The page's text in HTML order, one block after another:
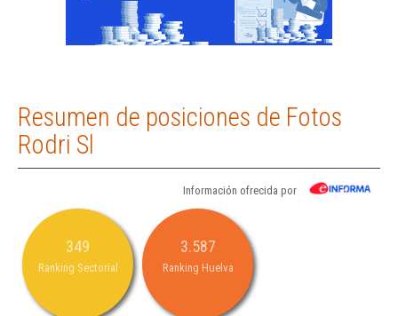
Resumen de posiciones de Fotos
Rodri Sl
Información ofrecida por
349
Ranking Sectorial
3.587
Ranking Huelva